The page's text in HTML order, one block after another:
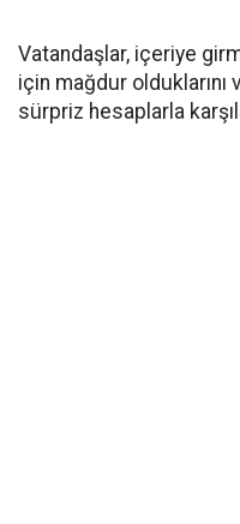
Vatandaşlar, içeriye
için mağdur olduklarını
sürpriz hesaplarla